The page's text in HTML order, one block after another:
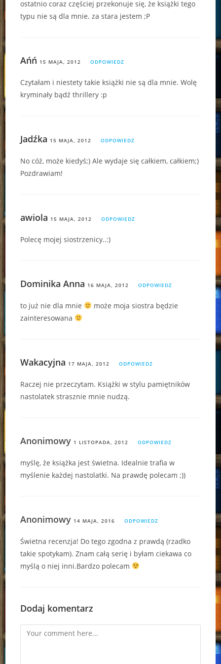
ostatnio coraz częściej przekonuje się, że książki tego
typu nie są dla mnie. za stara jestem ;P
Ańń 15 MAJA, 2012 ODPOWIEDZ
Czytałam i niestety takie książki nie są dla mnie. Wolę
kryminały bądź thrillery :p
Jadźka 15 MAJA, 2012 ODPOWIEDZ
No cóż, może kiedyś;) Ale wydaje się całkiem, całkiem;)
Pozdrawiam!
awiola 15 MAJA, 2012 ODPOWIEDZ
Polecę mojej siostrzenicy..:)
Dominika Anna 16 MAJA, 2012 ODPOWIEDZ
to już nie dla mnie
może moja siostra będzie
zainteresowana
Wakacyjna 17 MAJA, 2012 ODPOWIEDZ
Raczej nie przeczytam. Książki w stylu pamiętników
nastolatek strasznie mnie nudzą.
Anonimowy 1 LISTOPADA, 2012 ODPOWIEDZ
myślę, że książka jest świetna. Idealnie trafia w
myślenie każdej nastolatki. Na prawdę polecam ;))
Anonimowy 14 MAJA, 2016 ODPOWIEDZ
Świetna recenzja! Do tego zgodna z prawdą (rzadko
takie spotykam). Znam całą serię i byłam ciekawa co
myślą o niej inni.Bardzo polecam
Dodaj komentarz
Comment